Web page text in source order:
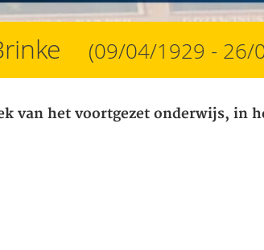
(09/04/1929 - 26/
van het voortgezet onderwijs, in